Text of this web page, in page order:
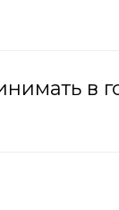
в